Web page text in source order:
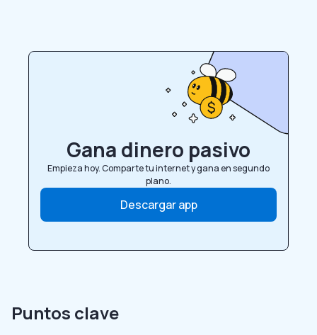
Gana dinero pasivo
Empieza hoy. Comparte tu internet y gana en segundo
plano.
Descargar app
Puntos clave